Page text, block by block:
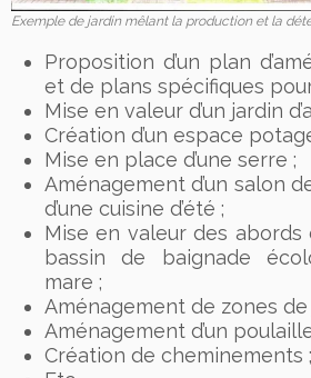
Exemple de jardin mêlant la production et la
Proposition d’un plan
et de plans spécifiques
Mise en valeur d’un jardin
Création d’un espace
Mise en place d’une serre ;
Aménagement d’un salon
d’une cuisine d’été ;
Mise en valeur des abords
bassin de baignade
mare ;
Aménagement de zones de
Aménagement d’un
Création de cheminements ;